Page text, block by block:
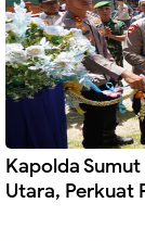
Kapolda
Utara, Perkuat